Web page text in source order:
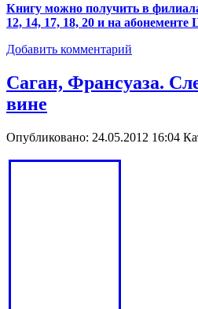
Книгу можно получить в
12, 14, 17, 18, 20 и на абонементе
Добавить комментарий
Саган, Франсуаза.
вине
Опубликовано: 24.05.2012 16:04